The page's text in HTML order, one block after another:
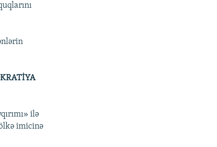
ilə
imicinə